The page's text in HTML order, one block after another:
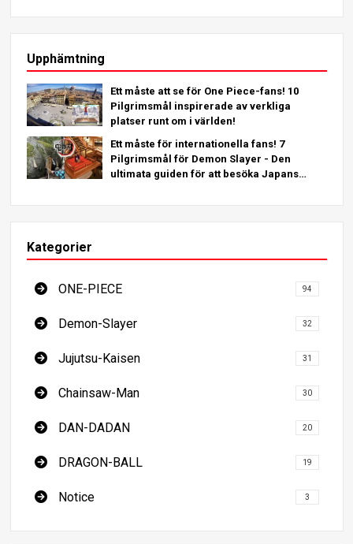
Upphämtning
Ett måste att se för One Piece-fans! 10
Pilgrimsmål inspirerade av verkliga
platser runt om i världen!
Ett måste för internationella fans! 7
Pilgrimsmål för Demon Slayer - Den
ultimata guiden för att besöka Japans
Kategorier
ONE-PIECE 94
Demon-Slayer 32
Jujutsu-Kaisen 31
Chainsaw-Man 30
DAN-DADAN 20
DRAGON-BALL 19
Notice 3